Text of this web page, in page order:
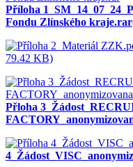
Příloha
Fondu Zlínského kraje.rar
79.42 KB)
Přloha